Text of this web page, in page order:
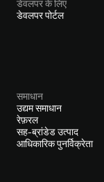
डेवलपर के लिए
डेवलपर पोर्टल
समाधान
उद्यम समाधान
रेफ़रल
सह-ब्रांडेड उत्पाद
आधिकारिक पुनर्विक्रेता